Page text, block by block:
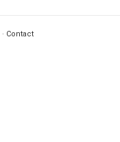
· Contact